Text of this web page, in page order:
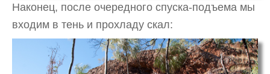
Наконец, после очередного спуска-подъема мы
входим в тень и прохладу скал: